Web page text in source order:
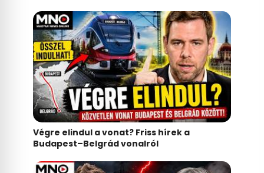
Végre elindul a vonat? Friss hírek a
Budapest–Belgrád vonalról